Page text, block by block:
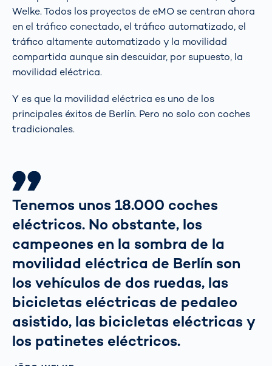
Welke. Todos los proyectos de eMO se centran ahora
en el tráfico conectado, el tráfico automatizado, el
tráfico altamente automatizado y la movilidad
compartida aunque sin descuidar, por supuesto, la
movilidad eléctrica.
Y es que la movilidad eléctrica es uno de los
principales éxitos de Berlín. Pero no solo con coches
tradicionales.
Tenemos unos 18.000 coches
eléctricos. No obstante, los
campeones en la sombra de la
movilidad eléctrica de Berlín son
los vehículos de dos ruedas, las
bicicletas eléctricas de pedaleo
asistido, las bicicletas eléctricas y
los patinetes eléctricos.